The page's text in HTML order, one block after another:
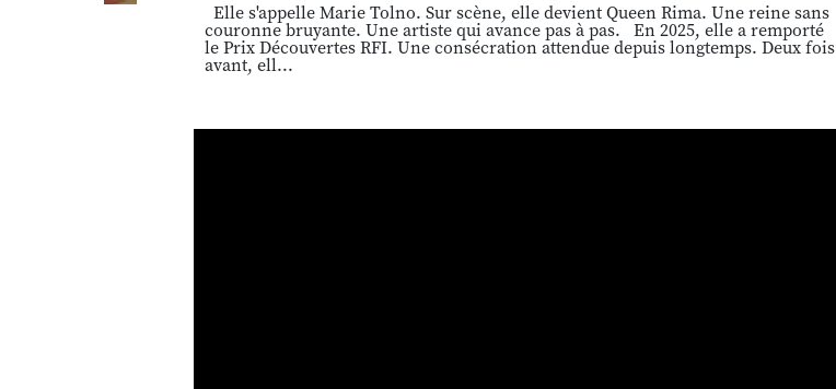
Elle s'appelle Marie Tolno. Sur scène, elle devient Queen Rima. Une reine sans
couronne bruyante. Une artiste qui avance pas à pas. En 2025, elle a remporté
le Prix Découvertes RFI. Une consécration attendue depuis longtemps. Deux fois
avant, ell...